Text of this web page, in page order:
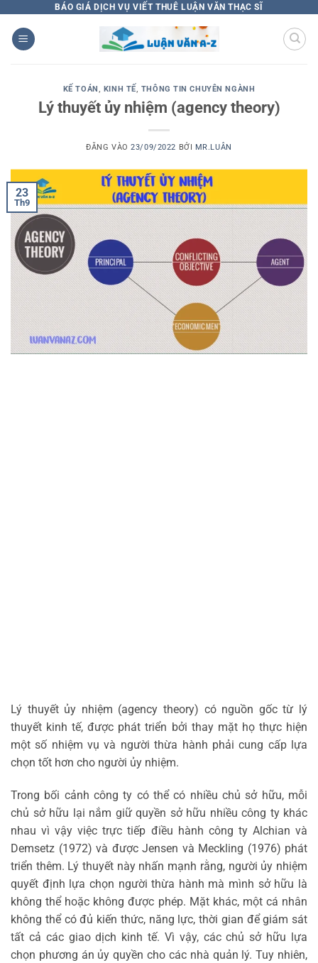
qua
nội
BÁO GIÁ DỊCH VỤ VIẾT THUÊ LUẬN VĂN THẠC SĨ
KẾ TOÁN, KINH TẾ, THÔNG TIN CHUYÊN NGÀNH
Lý thuyết ủy nhiệm (agency theory)
ĐĂNG VÀO23/09/2022 BỞI MR.LUÂN
23
Th9
Lý thuyết ủy nhiệm (agency theory) có nguồn gốc từ lý
thuyết kinh tế, được phát triển bởi thay mặt họ thực hiện
một số nhiệm vụ và người thừa hành phải cung cấp lựa
chọn tốt hơn cho người ủy nhiệm.
Trong bối cảnh công ty có thể có nhiều chủ sở hữu, mỗi
chủ sở hữu lại nắm giữ quyền sở hữu nhiều công ty khác
nhau vì vậy việc trực tiếp điều hành công ty Alchian và
Demsetz (1972) và được Jensen và Meckling (1976) phát
triển thêm. Lý thuyết này nhấn mạnh rằng, người ủy nhiệm
quyết định lựa chọn người thừa hành mà mình sở hữu là
không thể hoặc không được phép. Mặt khác, một cá nhân
không thể có đủ kiến thức, năng lực, thời gian để giám sát
tất cả các giao dịch kinh tế. Vì vậy, các chủ sở hữu lựa
chọn phương án ủy quyền cho các nhà quản lý. Tuy nhiên,